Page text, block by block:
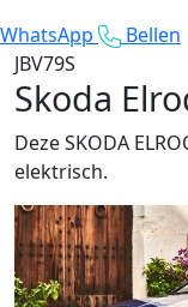
WhatsApp
Bellen
JBV79S
Skoda
Deze SKODA
elektrisch.